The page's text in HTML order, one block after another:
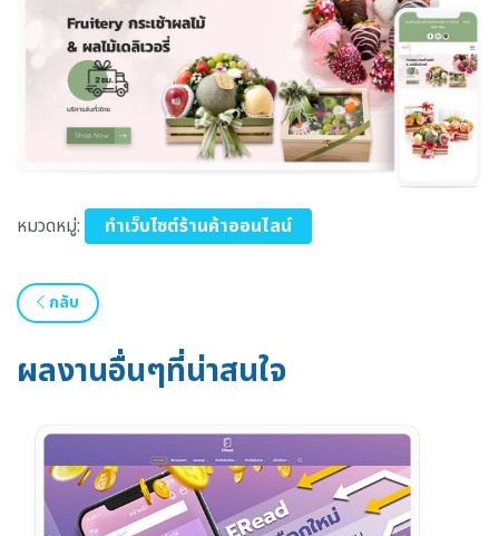
หมวดหมู่: ทำเว็บไซต์ร้านค้าออนไลน์
กลับ
ผลงานอื่นๆที่น่าสนใจ